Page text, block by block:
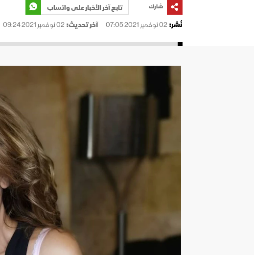
شارك
تابع آخر الأخبار على واتساب
نُشر:02 نوفمبر 2021 07:05 آخر تحديث:02 نوفمبر 2021 09:24